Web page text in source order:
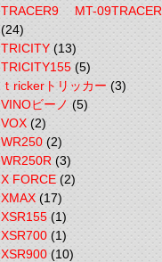
TRACER9 MT-09TRACER
(24)
TRICITY(13)
TRICITY155(5)
ｔrickerトリッカー(3)
VINOビーノ(5)
VOX(2)
WR250(2)
WR250R(3)
X FORCE(2)
XMAX(17)
XSR155(1)
XSR700(1)
XSR900(10)